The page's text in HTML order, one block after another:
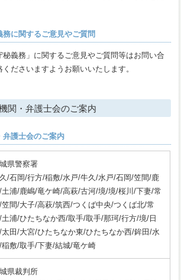
に関するご意見やご質問
秘義務」に関するご意見やご質問等はお問い合
ださいますようお願いいたします。
関・弁護士会のご案内
弁護士会のご案内
県警察署
/石岡/行方/稲敷/水戸/牛久/水戸/石岡/笠間/鹿
土浦/鹿嶋/竜ケ崎/高萩/古河/境/境/桜川/下妻/常
笠間/大子/高萩/筑西/つくば中央/つくば北/常
土浦/ひたちなか西/取手/取手/那珂/行方/境/日
太田/大宮/ひたちなか東/ひたちなか西/鉾田/水
稲敷/取手/下妻/結城/竜ケ崎
県裁判所